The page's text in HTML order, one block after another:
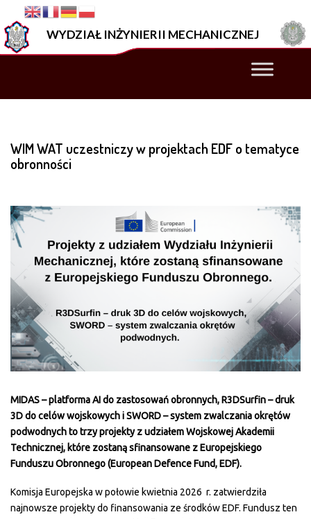
WIM
WAT
uczestniczy
o
WYDZIAŁ INŻYNIERII MECHANICZNEJ
WIM WAT uczestniczy w projektach EDF o tematyce
obronności
MIDAS – platforma AI do zastosowań obronnych, R3DSurfin – druk
3D do celów wojskowych i SWORD – system zwalczania okrętów
podwodnych to trzy projekty z udziałem Wojskowej Akademii
Technicznej, które zostaną sfinansowane z Europejskiego
Funduszu Obronnego (European Defence Fund, EDF).
Komisja Europejska w połowie kwietnia 2026 r. zatwierdziła
najnowsze projekty do finansowania ze środków EDF. Fundusz ten